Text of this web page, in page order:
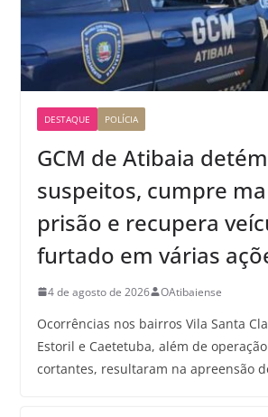
DESTAQUE POLÍCIA
GCM de Atibaia
suspeitos, cumpre
prisão e recupera
furtado em várias
4 de agosto de 2026 OAtibaiense
Ocorrências nos bairros Vila Santa
Estoril e Caetetuba, além de
cortantes, resultaram na apreensão